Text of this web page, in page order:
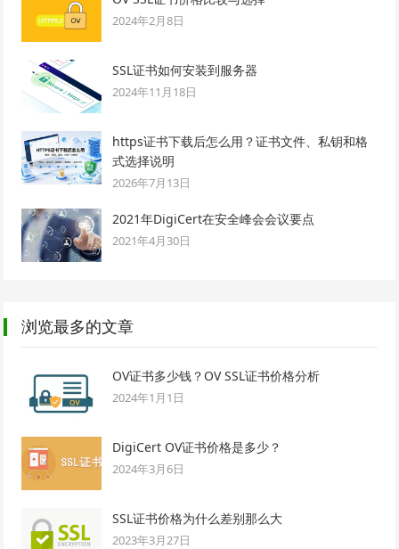
2024年2月8日
SSL证书如何安装到服务器
2024年11月18日
https证书下载后怎么用？证书文件、私钥和格
式选择说明
2026年7月13日
2021年DigiCert在安全峰会会议要点
2021年4月30日
浏览最多的文章
OV证书多少钱？OV SSL证书价格分析
2024年1月1日
DigiCert OV证书价格是多少？
2024年3月6日
SSL证书价格为什么差别那么大
2023年3月27日